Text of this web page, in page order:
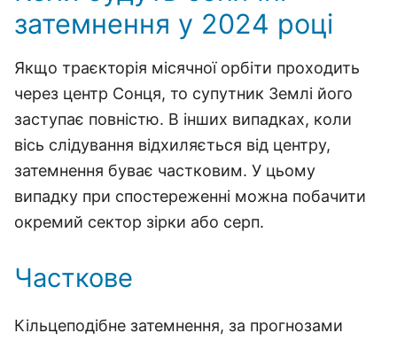
затемнення у 2024 році
Якщо траєкторія місячної орбіти проходить
через центр Сонця, то супутник Землі його
заступає повністю. В інших випадках, коли
вісь слідування відхиляється від центру,
затемнення буває частковим. У цьому
випадку при спостереженні можна побачити
окремий сектор зірки або серп.
Часткове
Кільцеподібне затемнення, за прогнозами